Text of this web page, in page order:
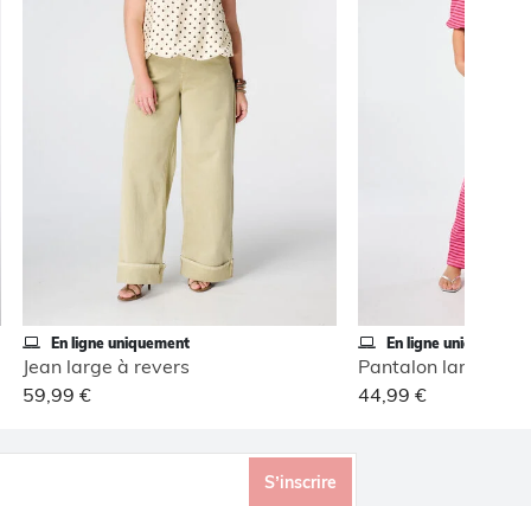
En ligne uniquement
Jean large à revers
59,99 €
En ligne uniquement
Pantalon large à
44,99 €
S’inscrire